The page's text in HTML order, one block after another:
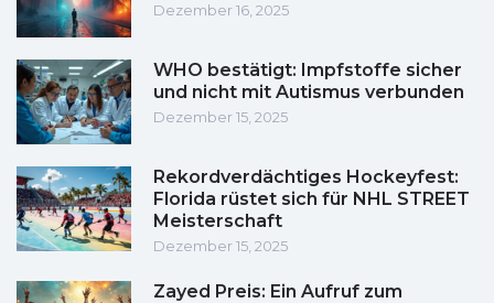
Dezember 16, 2025
WHO bestätigt: Impfstoffe sicher
und nicht mit Autismus verbunden
Dezember 15, 2025
Rekordverdächtiges Hockeyfest:
Florida rüstet sich für NHL STREET
Meisterschaft
Dezember 15, 2025
Zayed Preis: Ein Aufruf zum